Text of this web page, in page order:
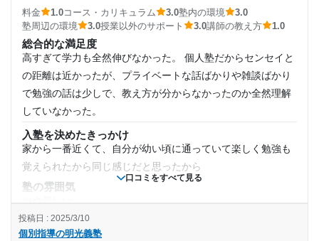
口コミをすべて見る
料金 1.0コース・カリキュラム 3.0塾内の環境
3.0
塾周辺の環境
3.0授業以外のサポート 3.0講師の教え方 1.0
総合的な満足度
高すぎて学力も全然伸びなかった。 個人塾だからセンセイと
の距離は近かったが、プライベートな話ばかりや雑談ばかり
で勉強の話は少しで、教え方が分からなかったのか全然理解
していなかった。
入塾を決めたきっかけ
家から一番近くて、自分が幼い頃に通っていて楽しく勉強も
覚えられたから同じ感じだと思ったから
塾の雰囲気
料金
値段は高すぎました、、 夏期講習や冬期講習では普段の3倍
個別指導の明光義塾
投稿日 : 2025/3/10